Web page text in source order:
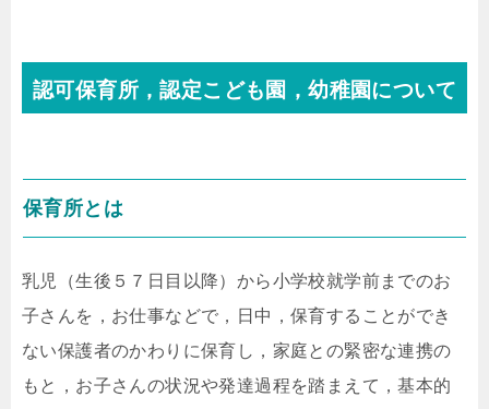
認可保育所，認定こども園，幼稚園について
保育所とは
乳児（生後５７日目以降）から小学校就学前までのお
子さんを，お仕事などで，日中，保育することができ
ない保護者のかわりに保育し，家庭との緊密な連携の
もと，お子さんの状況や発達過程を踏まえて，基本的